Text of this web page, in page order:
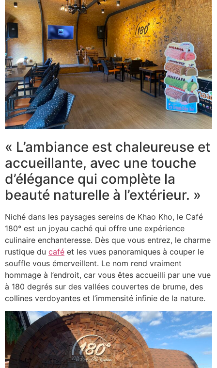
« L’ambiance est chaleureuse et
accueillante, avec une touche
d’élégance qui complète la
beauté naturelle à l’extérieur. »
Niché dans les paysages sereins de Khao Kho, le Café
180° est un joyau caché qui offre une expérience
culinaire enchanteresse. Dès que vous entrez, le charme
rustique du café et les vues panoramiques à couper le
souffle vous émerveillent. Le nom rend vraiment
hommage à l’endroit, car vous êtes accueilli par une vue
à 180 degrés sur des vallées couvertes de brume, des
collines verdoyantes et l’immensité infinie de la nature.